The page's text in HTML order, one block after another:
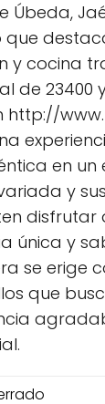
Úbeda,
que
y cocina
de 23400
http://
en un
y
disfrutar
única y
se erige
que